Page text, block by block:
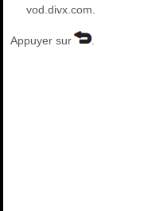
vod.divx.com.
Appuyer sur